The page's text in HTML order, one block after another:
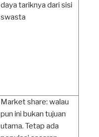
daya tariknya dari sisi
swasta
Market share: walau
pun ini bukan tujuan
utama. Tetap ada